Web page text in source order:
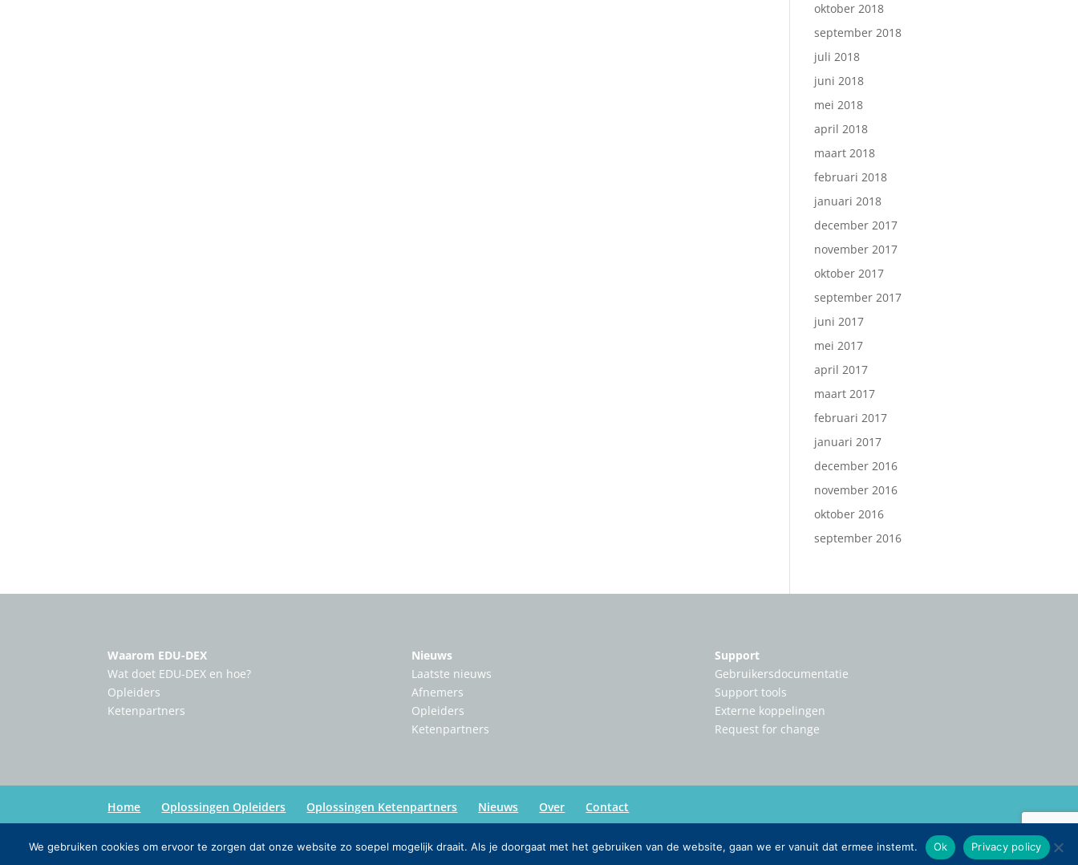
oktober 2018
september 2018
juli 2018
juni 2018
mei 2018
april 2018
maart 2018
februari 2018
januari 2018
december 2017
november 2017
oktober 2017
september 2017
juni 2017
mei 2017
april 2017
maart 2017
februari 2017
januari 2017
december 2016
november 2016
oktober 2016
september 2016
Waarom EDU-DEX
Wat doet EDU-DEX en hoe?
Opleiders
Ketenpartners
Nieuws
Laatste nieuws
Afnemers
Opleiders
Ketenpartners
Support
Gebruikersdocumentatie
Support tools
Externe koppelingen
Request for change
Home Oplossingen Opleiders Oplossingen Ketenpartners Nieuws Over Contact
Copyright:Edu-Dex| Credits:Inmedia
We gebruiken cookies om ervoor te zorgen dat onze website zo soepel mogelijk draait. Als je doorgaat met het gebruiken van de website, gaan we er vanuit dat ermee instemt. Ok Privacy policy